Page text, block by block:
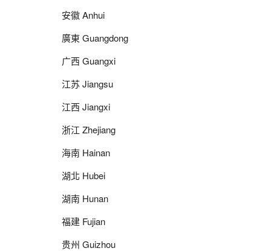
安徽 Anhui
廣東 Guangdong
广西 Guangxi
江苏 Jiangsu
江西 Jiangxi
浙江 Zhejiang
海南 Hainan
湖北 Hubei
湖南 Hunan
福建 Fujian
贵州 Guizhou